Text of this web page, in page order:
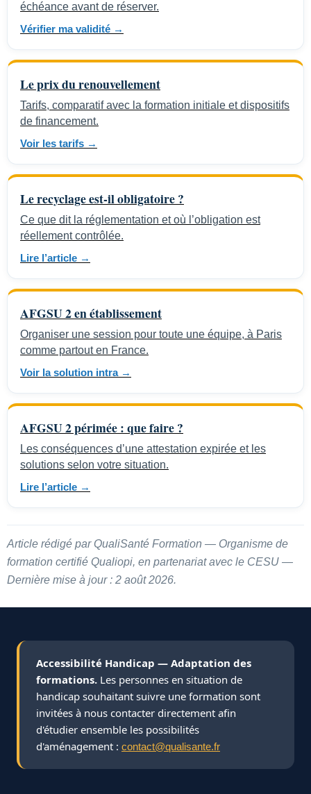
échéance avant de réserver.
Vérifier ma validité →
Le prix du renouvellement
Tarifs, comparatif avec la formation initiale et dispositifs
de financement.
Voir les tarifs →
Le recyclage est-il obligatoire ?
Ce que dit la réglementation et où l’obligation est
réellement contrôlée.
Lire l’article →
AFGSU 2 en établissement
Organiser une session pour toute une équipe, à Paris
comme partout en France.
Voir la solution intra →
AFGSU 2 périmée : que faire ?
Les conséquences d’une attestation expirée et les
solutions selon votre situation.
Lire l’article →
Article rédigé par QualiSanté Formation — Organisme de
formation certifié Qualiopi, en partenariat avec le CESU —
Dernière mise à jour : 2 août 2026.
Accessibilité Handicap — Adaptation des
formations. Les personnes en situation de
handicap souhaitant suivre une formation sont
invitées à nous contacter directement afin
d'étudier ensemble les possibilités
d'aménagement : contact@qualisante.fr